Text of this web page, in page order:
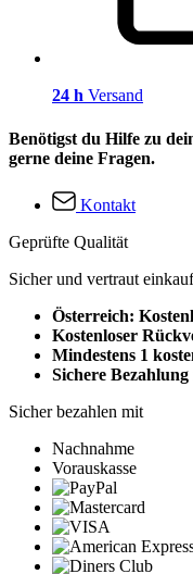
24 h Versand
Benötigst du Hilfe zu
gerne deine Fragen.
Kontakt
Geprüfte Qualität
Sicher und vertraut
Österreich:
Kostenloser
Mindestens 1
Sichere Bezahlung
Sicher bezahlen mit
Nachnahme
Vorauskasse